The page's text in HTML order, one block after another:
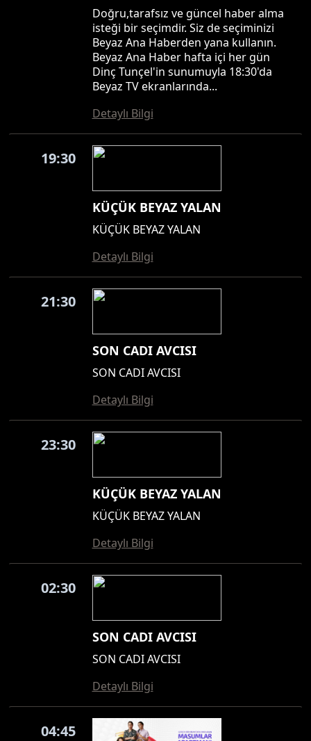
Doğru,tarafsız ve güncel haber alma
isteği bir seçimdir. Siz de seçiminizi
Beyaz Ana Haberden yana kullanın.
Beyaz Ana Haber hafta içi her gün
Dinç Tunçel'in sunumuyla 18:30'da
Beyaz TV ekranlarında...
Detaylı Bilgi
19:30
KÜÇÜK BEYAZ YALAN
KÜÇÜK BEYAZ YALAN
Detaylı Bilgi
21:30
SON CADI AVCISI
SON CADI AVCISI
Detaylı Bilgi
23:30
KÜÇÜK BEYAZ YALAN
KÜÇÜK BEYAZ YALAN
Detaylı Bilgi
02:30
SON CADI AVCISI
SON CADI AVCISI
Detaylı Bilgi
04:45